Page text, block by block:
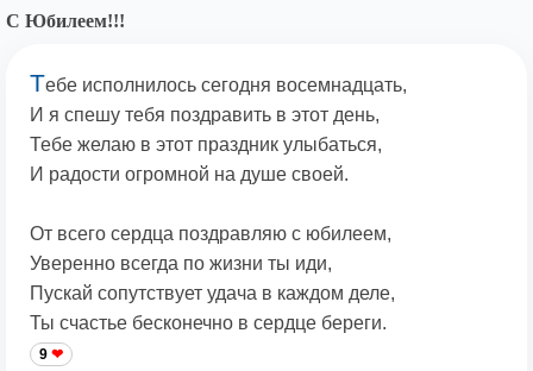
С Юбилеем!!!
Тебе исполнилось сегодня восемнадцать,
И я спешу тебя поздравить в этот день,
Тебе желаю в этот праздник улыбаться,
И радости огромной на душе своей.
От всего сердца поздравляю с юбилеем,
Уверенно всегда по жизни ты иди,
Пускай сопутствует удача в каждом деле,
Ты счастье бесконечно в сердце береги.
9